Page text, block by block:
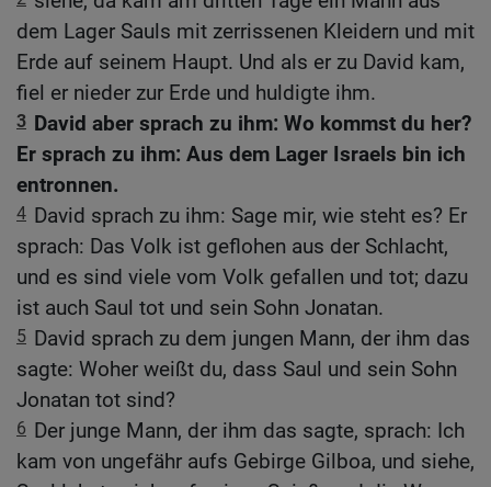
dem Lager Sauls mit zerrissenen Kleidern und mit
Erde auf seinem Haupt. Und als er zu David kam,
fiel er nieder zur Erde und huldigte ihm.
3 David aber sprach zu ihm: Wo kommst du her?
Er sprach zu ihm: Aus dem Lager Israels bin ich
entronnen.
4 David sprach zu ihm: Sage mir, wie steht es? Er
sprach: Das Volk ist geflohen aus der Schlacht,
und es sind viele vom Volk gefallen und tot; dazu
ist auch Saul tot und sein Sohn Jonatan.
5 David sprach zu dem jungen Mann, der ihm das
sagte: Woher weißt du, dass Saul und sein Sohn
Jonatan tot sind?
6 Der junge Mann, der ihm das sagte, sprach: Ich
kam von ungefähr aufs Gebirge Gilboa, und siehe,